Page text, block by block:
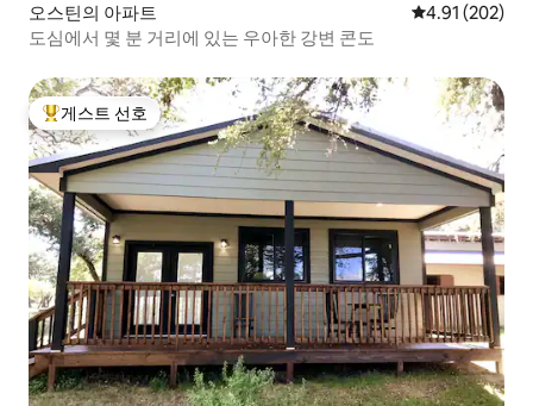
오스틴의 아파트 평점 4.91점(5
4.91 (202)
도심에서 몇 분 거리에 있는 우아한 강변 콘도
상위 게스트 선호
게스트 선호